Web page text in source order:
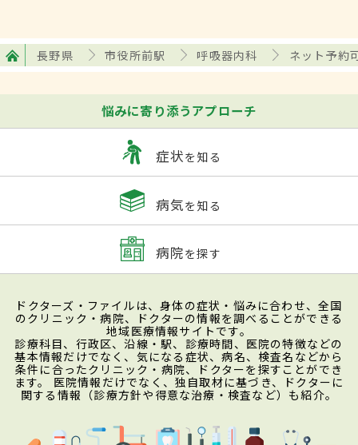
長野県 市役所前駅 呼吸器内科 ネット予約
悩みに寄り添うアプローチ
症状を知る
病気を知る
病院を探す
ドクターズ・ファイルは、身体の症状・悩みに合わせ、全国
のクリニック・病院、ドクターの情報を調べることができる
地域医療情報サイトです。
診療科目、行政区、沿線・駅、診療時間、医院の特徴などの
基本情報だけでなく、気になる症状、病名、検査名などから
条件に合ったクリニック・病院、ドクターを探すことができ
ます。 医院情報だけでなく、独自取材に基づき、ドクターに
関する情報（診療方針や得意な治療・検査など）も紹介。